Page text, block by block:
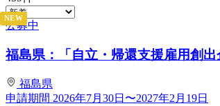
NEW
公募中
福島県：「自立・帰還支援雇用創
福島県
申請期間 2026年7月30日〜2027年2月19日